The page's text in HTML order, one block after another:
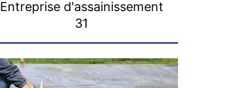
Entreprise d'assainissement
31